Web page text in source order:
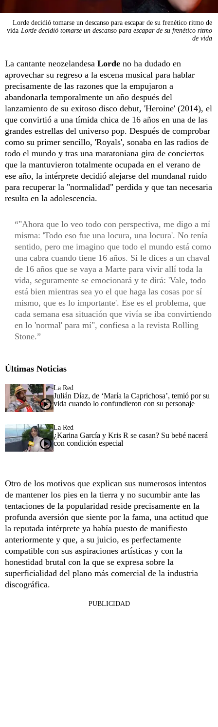
Lorde decidió tomarse un descanso para escapar de su frenético ritmo de
vida Lorde decidió tomarse un descanso para escapar de su frenético ritmo
de vida
La cantante neozelandesa Lorde no ha dudado en
aprovechar su regreso a la escena musical para hablar
precisamente de las razones que la empujaron a
abandonarla temporalmente un año después del
lanzamiento de su exitoso disco debut, 'Heroine' (2014), el
que convirtió a una tímida chica de 16 años en una de las
grandes estrellas del universo pop. Después de comprobar
como su primer sencillo, 'Royals', sonaba en las radios de
todo el mundo y tras una maratoniana gira de conciertos
que la mantuvieron totalmente ocupada en el verano de
ese año, la intérprete decidió alejarse del mundanal ruido
para recuperar la "normalidad" perdida y que tan necesaria
resulta en la adolescencia.
"Ahora que lo veo todo con perspectiva, me digo a mí
misma: 'Todo eso fue una locura, una locura'. No tenía
sentido, pero me imagino que todo el mundo está como
una cabra cuando tiene 16 años. Si le dices a un chaval
de 16 años que se vaya a Marte para vivir allí toda la
vida, seguramente se emocionará y te dirá: 'Vale, todo
está bien mientras sea yo el que haga las cosas por sí
mismo, que es lo importante'. Ese es el problema, que
cada semana esa situación que vivía se iba convirtiendo
en lo 'normal' para mí", confiesa a la revista Rolling
Stone.
Últimas Noticias
La Red
Julián Díaz, de ‘María la Caprichosa’, temió por su
vida cuando lo confundieron con su personaje
La Red
¿Karina García y Kris R se casan? Su bebé nacerá
con condición especial
Otro de los motivos que explican sus numerosos intentos
de mantener los pies en la tierra y no sucumbir ante las
tentaciones de la popularidad reside precisamente en la
profunda aversión que siente por la fama, una actitud que
la reputada intérprete ya había puesto de manifiesto
anteriormente y que, a su juicio, es perfectamente
compatible con sus aspiraciones artísticas y con la
honestidad brutal con la que se expresa sobre la
superficialidad del plano más comercial de la industria
discográfica.
PUBLICIDAD